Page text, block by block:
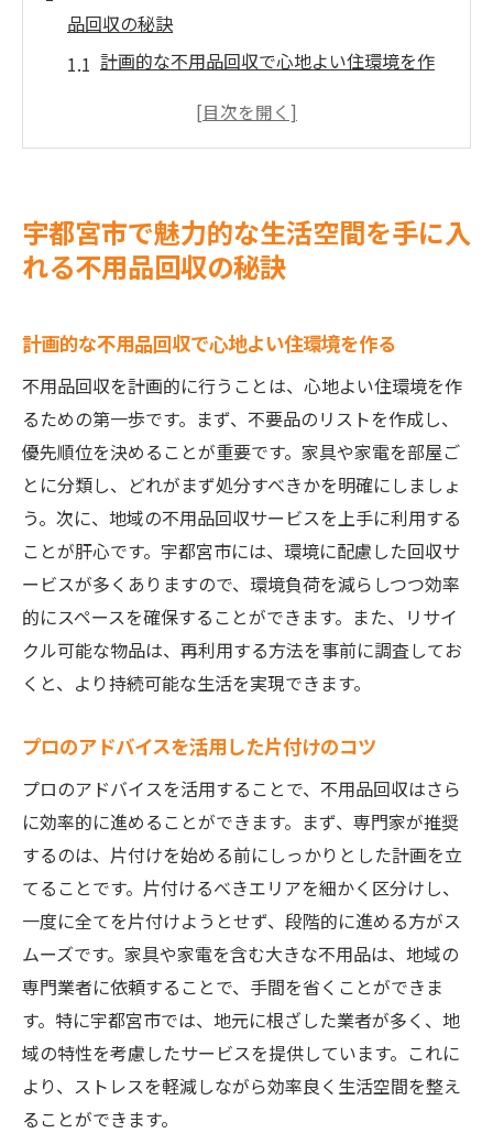
品回収の秘訣
計画的な不用品回収で心地よい住環境を作
プロのアドバイスを活用した片付けのコツ
スペースを有効活用するための整理整頓術
不用品回収で得られる心理的効果
活用する方法
不用品回収のプロが教える家具や家電の片付け
術
家具の効果的な分解と運搬テクニック
家電の安全な処分方法とリサイクルの重要
性
専門家に学ぶ不用品回収のスケジュール管
理
手間を省くための効率的な回収準備
不用品回収時のトラブル回避方法
る
地元サービスを活用した効率的な不用品回収の
方法
地域密着型サービスの選び方と活用術
回収サービスの比較でコストを抑える方法
地元の回収業者を選ぶ際のチェックポイン
ト
効率的な依頼方法とその利点
地元住民による体験談から学ぶ活用法
地域特有の不用品回収情報を活用する
環境に優しい不用品回収で宇都宮市の未来を守
宇都宮市で魅力的な生活空間を手に入
れる不用品回収の秘訣
計画的な不用品回収で心地よい住環境を作る
不用品回収を計画的に行うことは、心地よい住環境を作
るための第一歩です。まず、不要品のリストを作成し、
優先順位を決めることが重要です。家具や家電を部屋ご
とに分類し、どれがまず処分すべきかを明確にしましょ
う。次に、地域の不用品回収サービスを上手に利用する
ことが肝心です。宇都宮市には、環境に配慮した回収サ
ービスが多くありますので、環境負荷を減らしつつ効率
的にスペースを確保することができます。また、リサイ
クル可能な物品は、再利用する方法を事前に調査してお
くと、より持続可能な生活を実現できます。
プロのアドバイスを活用した片付けのコツ
プロのアドバイスを活用することで、不用品回収はさら
に効率的に進めることができます。まず、専門家が推奨
するのは、片付けを始める前にしっかりとした計画を立
てることです。片付けるべきエリアを細かく区分けし、
一度に全てを片付けようとせず、段階的に進める方がス
ムーズです。家具や家電を含む大きな不用品は、地域の
専門業者に依頼することで、手間を省くことができま
す。特に宇都宮市では、地元に根ざした業者が多く、地
域の特性を考慮したサービスを提供しています。これに
より、ストレスを軽減しながら効率良く生活空間を整え
ることができます。